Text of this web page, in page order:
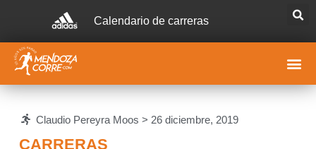
Calendario de carreras
Claudio Pereyra Moos > 26 diciembre, 2019
CARRERAS